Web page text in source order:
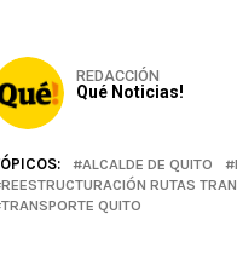
REDACCIÓN
Qué Noticias!
ALCALDE DE QUITO
REESTRUCTURACIÓN RUTAS
TRANSPORTE QUITO